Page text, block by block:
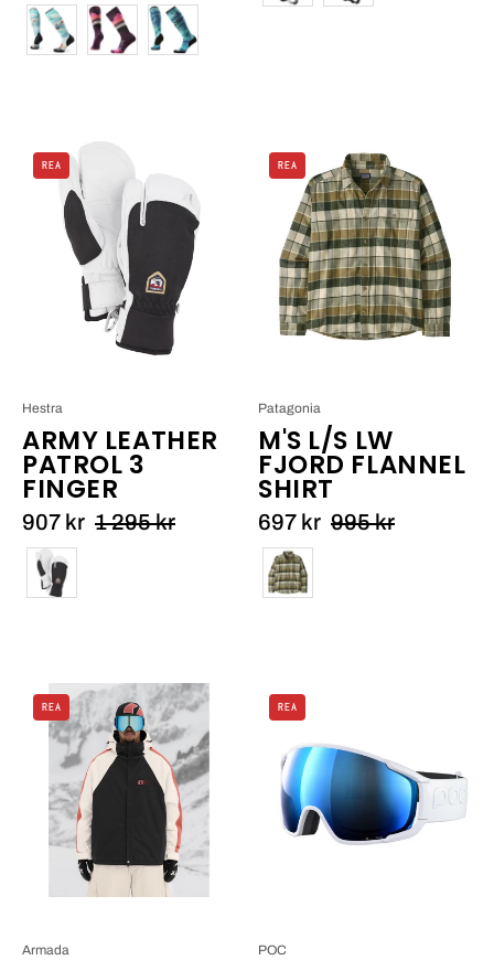
Färg
Army
Leather
3
finger_1
REA
ARMY LEATHER
PATROL 3
FINGER
Hestra
907 kr 1 295 kr
Färg
Patagonia
M's
L/S
LW
Fjord
Flannel
Shirt_4
REA
M'S L/S LW
FJORD FLANNEL
SHIRT
Patagonia
697 kr 995 kr
Färg
Armada
Gansett
2L
Insulated
Jacket_8
REA
Armada
REA
POC